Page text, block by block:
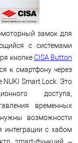
замок для
с системами
кнопкеCISA Button
к смартфону через
NUKI Smart Lock. Это
доступа,
временных
возможности
интеграции с хабом